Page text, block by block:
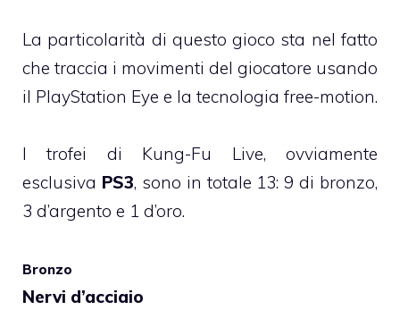
La particolarità di questo gioco sta nel fatto
che traccia i movimenti del giocatore usando
il PlayStation Eye e la tecnologia free-motion.
I trofei di Kung-Fu Live, ovviamente
esclusiva PS3, sono in totale 13: 9 di bronzo,
3 d’argento e 1 d’oro.
Bronzo
Nervi d’acciaio